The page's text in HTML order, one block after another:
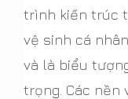
trình kiến trúc
vệ sinh cá
và là biểu
trọng. Các nền